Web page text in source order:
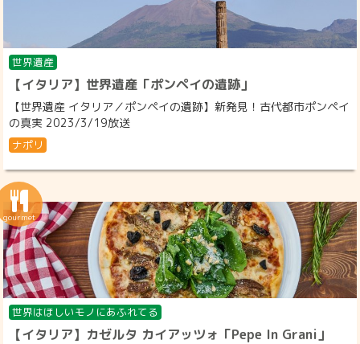
世界遺産
【イタリア】世界遺産「ポンペイの遺跡」
【世界遺産 イタリア／ポンペイの遺跡】新発見！古代都市ポンペイ
の真実 2023/3/19放送
ナポリ
世界はほしいモノにあふれてる
【イタリア】カゼルタ カイアッツォ「Pepe In Grani」